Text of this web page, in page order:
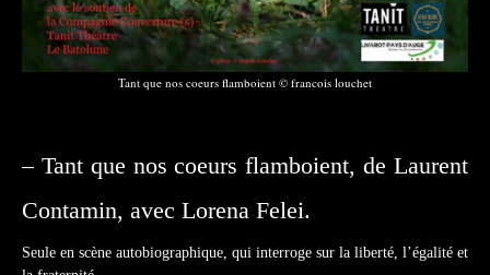
Tant que nos coeurs flamboient © francois louchet
– Tant que nos coeurs flamboient, de Laurent
Contamin, avec Lorena Felei.
Seule en scène autobiographique, qui interroge sur la liberté, l’égalité et